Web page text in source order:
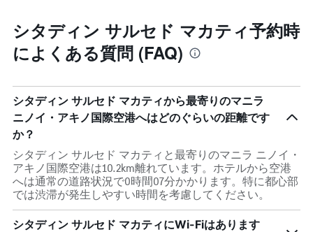
シタディン サルセド マカティ予約時
によくある質問 (FAQ)
シタディン サルセド マカティから最寄りのマニラ
ニノイ・アキノ国際空港へはどのぐらいの距離です
か？
シタディン サルセド マカティと最寄りのマニラ ニノイ・
アキノ国際空港は10.2km離れています。ホテルから空港
へは通常の道路状況で0時間07分かかります。特に都心部
では渋滞が発生しやすい時間を考慮してください。
シタディン サルセド マカティにWi-Fiはあります